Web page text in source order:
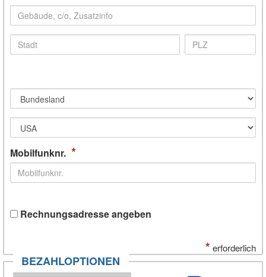
Mobilfunknr. *
Rechnungsadresse angeben
* erforderlich
BEZAHLOPTIONEN